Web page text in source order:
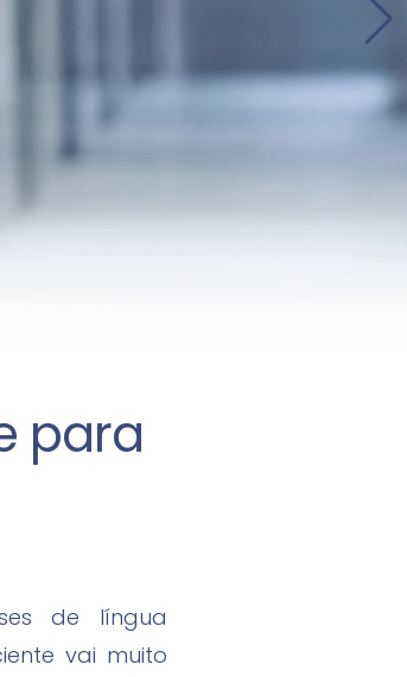
para
de língua
vai muito